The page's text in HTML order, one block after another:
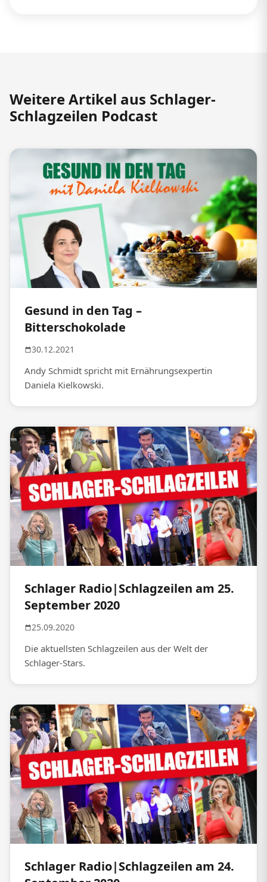
Weitere Artikel aus Schlager-
Schlagzeilen Podcast
Gesund in den Tag –
Bitterschokolade
30.12.2021
Andy Schmidt spricht mit Ernährungsexpertin
Daniela Kielkowski.
Schlager Radio|Schlagzeilen am 25.
September 2020
25.09.2020
Die aktuellsten Schlagzeilen aus der Welt der
Schlager-Stars.
Schlager Radio|Schlagzeilen am 24.